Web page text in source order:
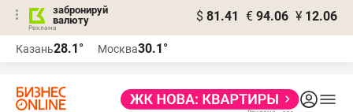
забронируй
валюту
$ 81.41 € 94.06 ¥ 12.06
Казань28.1° Москва30.1°